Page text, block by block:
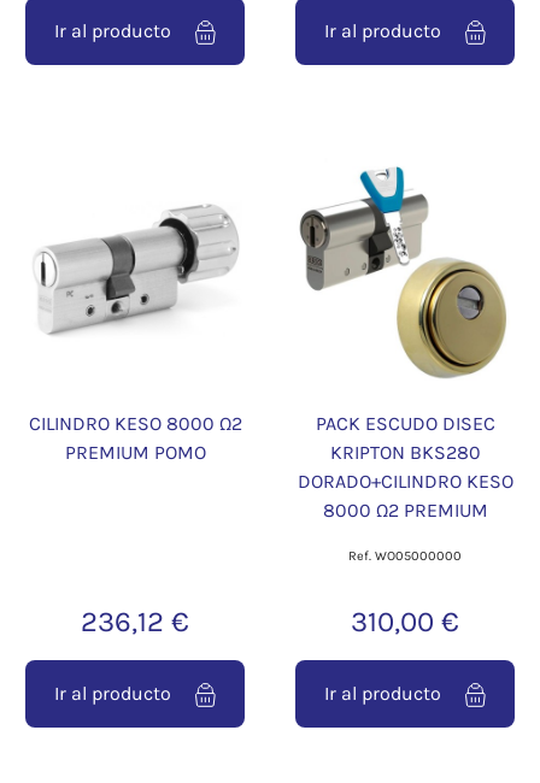
Ir al producto Ir al producto
CILINDRO KESO 8000 Ω2
PREMIUM POMO
236,12 €
Ir al producto
PACK ESCUDO DISEC
KRIPTON BKS280
DORADO+CILINDRO KESO
8000 Ω2 PREMIUM
Ref. WO05000000
310,00 €
Ir al producto